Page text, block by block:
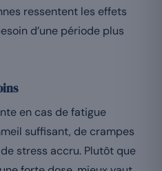
ressentent les effets
d’une période plus
en cas de fatigue
suffisant, de crampes
stress accru. Plutôt que